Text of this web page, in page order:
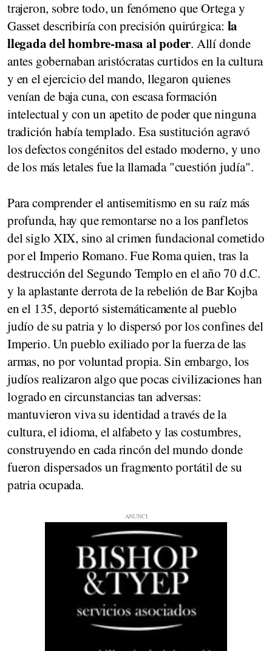
trajeron, sobre todo, un fenómeno que Ortega y
Gasset describiría con precisión quirúrgica: la
llegada del hombre-masa al poder. Allí donde
antes gobernaban aristócratas curtidos en la cultura
y en el ejercicio del mando, llegaron quienes
venían de baja cuna, con escasa formación
intelectual y con un apetito de poder que ninguna
tradición había templado. Esa sustitución agravó
los defectos congénitos del estado moderno, y uno
de los más letales fue la llamada "cuestión judía".
Para comprender el antisemitismo en su raíz más
profunda, hay que remontarse no a los panfletos
del siglo XIX, sino al crimen fundacional cometido
por el Imperio Romano. Fue Roma quien, tras la
destrucción del Segundo Templo en el año 70 d.C.
y la aplastante derrota de la rebelión de Bar Kojba
en el 135, deportó sistemáticamente al pueblo
judío de su patria y lo dispersó por los confines del
Imperio. Un pueblo exiliado por la fuerza de las
armas, no por voluntad propia. Sin embargo, los
judíos realizaron algo que pocas civilizaciones han
logrado en circunstancias tan adversas:
mantuvieron viva su identidad a través de la
cultura, el idioma, el alfabeto y las costumbres,
construyendo en cada rincón del mundo donde
fueron dispersados un fragmento portátil de su
patria ocupada.